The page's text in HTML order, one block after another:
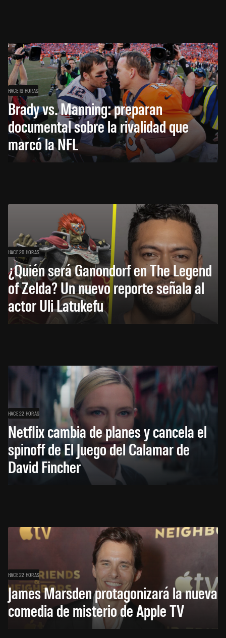
HACE 19 HORAS
Brady vs. Manning: preparan
documental sobre la rivalidad que
marcó la NFL
HACE 20 HORAS
¿Quién será Ganondorf en The Legend
of Zelda? Un nuevo reporte señala al
actor Uli Latukefu
HACE 22 HORAS
Netflix cambia de planes y cancela el
spinoff de El Juego del Calamar de
David Fincher
HACE 22 HORAS
James Marsden protagonizará la nueva
comedia de misterio de Apple TV